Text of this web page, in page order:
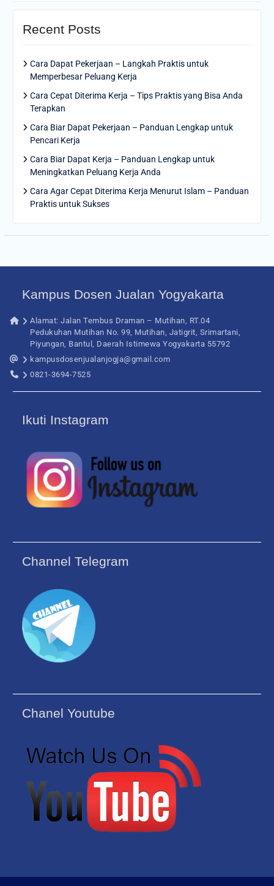
Recent Posts
Cara Dapat Pekerjaan – Langkah Praktis untuk
Memperbesar Peluang Kerja
Cara Cepat Diterima Kerja – Tips Praktis yang Bisa Anda
Terapkan
Cara Biar Dapat Pekerjaan – Panduan Lengkap untuk
Pencari Kerja
Cara Biar Dapat Kerja – Panduan Lengkap untuk
Meningkatkan Peluang Kerja Anda
Cara Agar Cepat Diterima Kerja Menurut Islam – Panduan
Praktis untuk Sukses
Kampus Dosen Jualan Yogyakarta
Alamat: Jalan Tembus Draman – Mutihan, RT.04
Pedukuhan Mutihan No. 99, Mutihan, Jatigrit, Srimartani,
Piyungan, Bantul, Daerah Istimewa Yogyakarta 55792
kampusdosenjualanjogja@gmail.com
0821-3694-7525
Ikuti Instagram
Channel Telegram
Chanel Youtube